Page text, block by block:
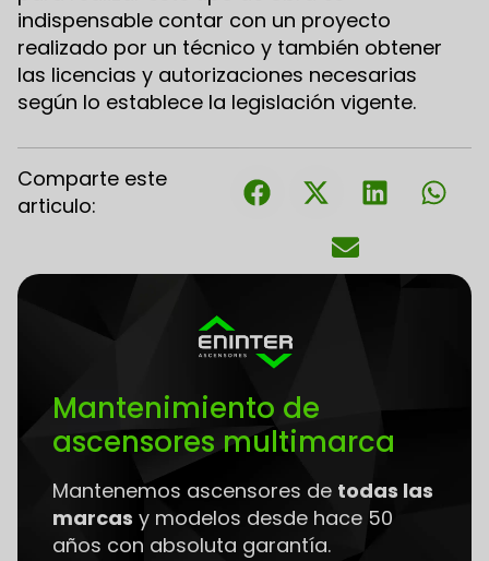
indispensable contar con un proyecto
realizado por un técnico y también obtener
las licencias y autorizaciones necesarias
según lo establece la legislación vigente.
Comparte este
articulo:
Mantenimiento de
ascensores multimarca
Mantenemos ascensores de todas las
marcas y modelos desde hace 50
años con absoluta garantía.